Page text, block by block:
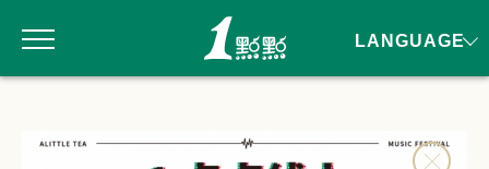
LANGUAGE